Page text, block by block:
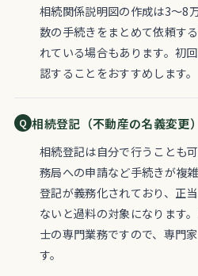
相続関係説明図の作成は3〜8
数の手続きをまとめて依頼す
れている場合もあります。初
認することをおすすめします。
相続登記（不動産の名義変更
相続登記は自分で行うことも
務局への申請など手続きが複
登記が義務化されており、正
ないと過料の対象になります
士の専門業務ですので、専門
す。